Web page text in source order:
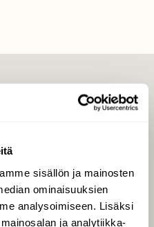
sisällön ja mainosten
ominaisuuksien
analysoimiseen. Lisäksi
ja analytiikka-
Tilaa digilukuoikeus
Äänestä parasta juttua
Tilaa uutiskirje